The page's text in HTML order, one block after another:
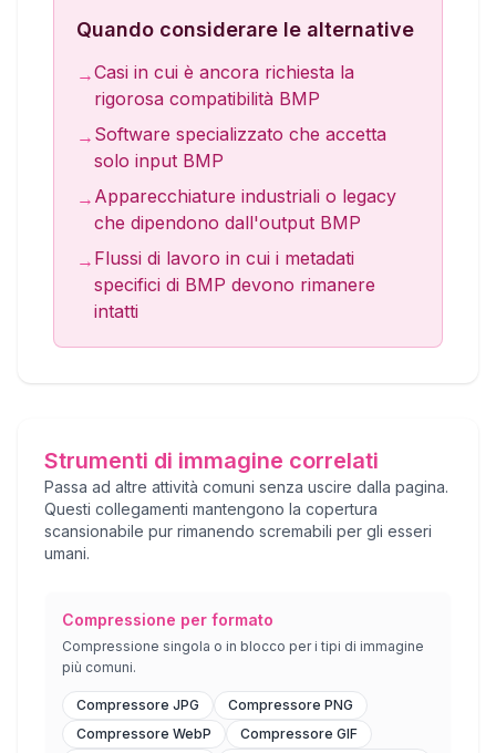
Quando considerare le alternative
→Casi in cui è ancora richiesta la
rigorosa compatibilità BMP
→ Software specializzato che accetta
solo input BMP
→ Apparecchiature industriali o legacy
che dipendono dall'output BMP
→ Flussi di lavoro in cui i metadati
specifici di BMP devono rimanere
intatti
Strumenti di immagine correlati
Passa ad altre attività comuni senza uscire dalla pagina.
Questi collegamenti mantengono la copertura
scansionabile pur rimanendo scremabili per gli esseri
umani.
Compressione per formato
Compressione singola o in blocco per i tipi di immagine
più comuni.
Compressore JPG
Compressore PNG
Compressore WebP
Compressore GIF